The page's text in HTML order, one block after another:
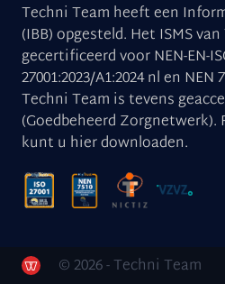
Techni Team heeft een
(IBB) opgesteld. Het ISMS
gecertificeerd voor NEN-EN-
27001:2023/A1:2024 nl en NEN
Techni Team is tevens
(Goedbeheerd
kunt u hier downloaden.
© 2026 - Techni Team